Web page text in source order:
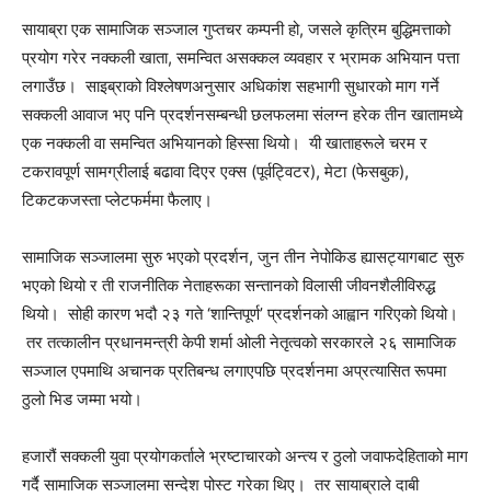
सायाब्रा एक सामाजिक सञ्जाल गुप्तचर कम्पनी हो, जसले कृत्रिम बुद्धिमत्ताको
प्रयोग गरेर नक्कली खाता, समन्वित असक्कल व्यवहार र भ्रामक अभियान पत्ता
लगाउँछ। साइब्राको विश्लेषणअनुसार अधिकांश सहभागी सुधारको माग गर्ने
सक्कली आवाज भए पनि प्रदर्शनसम्बन्धी छलफलमा संलग्न हरेक तीन खातामध्ये
एक नक्कली वा समन्वित अभियानको हिस्सा थियो। यी खाताहरूले चरम र
टकरावपूर्ण सामग्रीलाई बढावा दिएर एक्स (पूर्वट्विटर), मेटा (फेसबुक),
टिकटकजस्ता प्लेटफर्ममा फैलाए।
सामाजिक सञ्जालमा सुरु भएको प्रदर्शन, जुन तीन नेपोकिड ह्यासट्यागबाट सुरु
भएको थियो र ती राजनीतिक नेताहरूका सन्तानको विलासी जीवनशैलीविरुद्ध
थियो। सोही कारण भदौ २३ गते ‘शान्तिपूर्ण’ प्रदर्शनको आह्वान गरिएको थियो।
तर तत्कालीन प्रधानमन्त्री केपी शर्मा ओली नेतृत्वको सरकारले २६ सामाजिक
सञ्जाल एपमाथि अचानक प्रतिबन्ध लगाएपछि प्रदर्शनमा अप्रत्यासित रूपमा
ठुलो भिड जम्मा भयो।
हजारौं सक्कली युवा प्रयोगकर्ताले भ्रष्टाचारको अन्त्य र ठुलो जवाफदेहिताको माग
गर्दै सामाजिक सञ्जालमा सन्देश पोस्ट गरेका थिए। तर सायाब्राले दाबी